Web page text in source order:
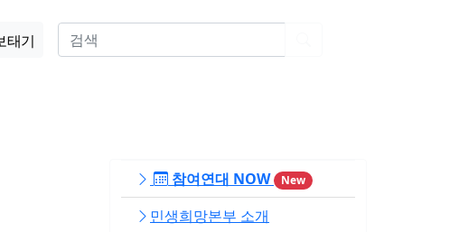
태기
참여연대 NOW New
민생희망본부 소개